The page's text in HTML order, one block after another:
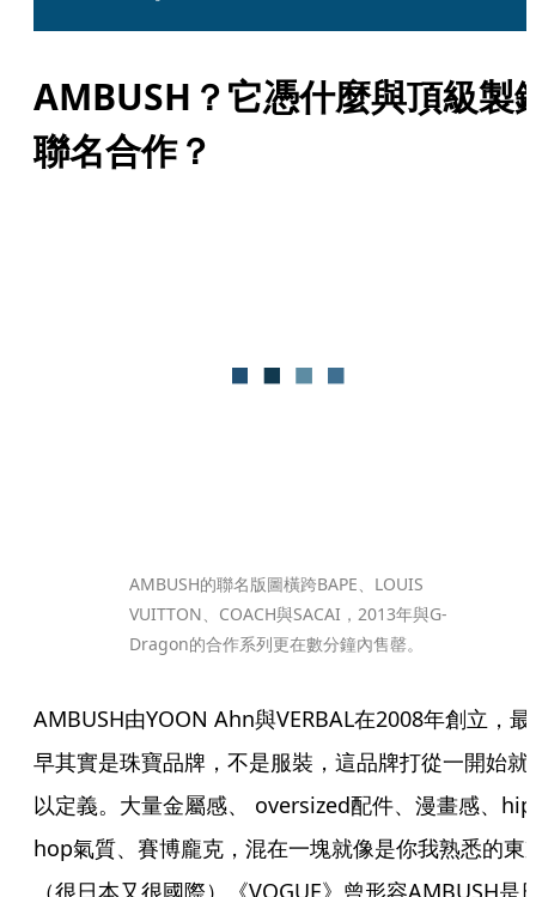
AMBUSH？它憑什麼與頂級製
聯名合作？
AMBUSH的聯名版圖橫跨BAPE、LOUIS
VUITTON、COACH與SACAI，2013年與G-
Dragon的合作系列更在數分鐘內售罄。
AMBUSH由YOON Ahn與VERBAL在2008年創立，最
早其實是珠寶品牌，不是服裝，這品牌打從一開始就
以定義。大量金屬感、 oversized配件、漫畫感、
hop氣質、賽博龐克，混在一塊就像是你我熟悉的東
（很日本又很國際）《VOGUE》曾形容AMBUSH是